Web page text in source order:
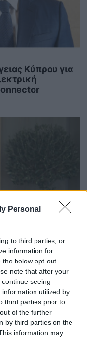
Personal
to third parties, or
information for
the below opt-out
note that after your
seeing
utilized by
third parties prior to
of the further
by third parties on the
information may
Κύπρου για
των αχρήστων
της
Κύπρου